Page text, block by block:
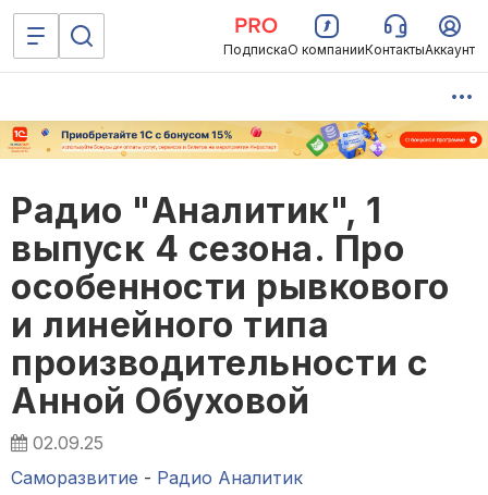
ПодпискаО компанииКонтактыАккаунт
Радио "Аналитик", 1
выпуск 4 сезона. Про
особенности рывкового
и линейного типа
производительности с
Анной Обуховой
02.09.25
Саморазвитие - Радио Аналитик